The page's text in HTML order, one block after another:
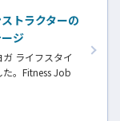
トラクターの
ジ
ライフスタイ
。Fitness Job
ラクター皆様
として、同協会